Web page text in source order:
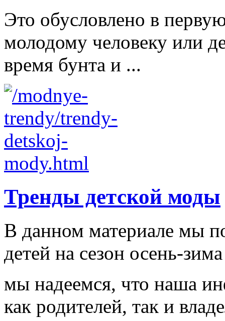
Это обусловлено в
молодому человеку или
время бунта и ...
Тренды детской моды
В данном материале мы
детей на сезон осень-
мы надеемся, что наша
как родителей, так и